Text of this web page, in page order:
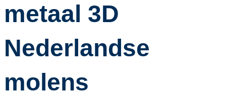
metaal 3D
Nederlandse
molens